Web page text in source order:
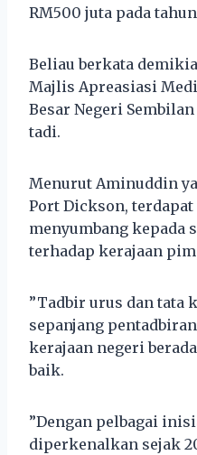
RM500 juta pada
Beliau berkata
Majlis Apreasiasi
Besar Negeri
tadi.
Menurut Aminuddin
Port Dickson,
menyumbang kepada
terhadap kerajaan
”Tadbir urus dan tata
sepanjang
kerajaan negeri
baik.
”Dengan pelbagai
diperkenalkan sejak